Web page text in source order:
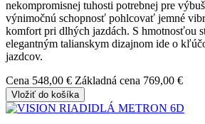
nekompromisnej tuhosti potrebnej pre
výnimočnú schopnosť pohlcovať jemné
komfort pri dlhých jazdách. S hmotnosťou
elegantným talianskym dizajnom ide o
jazdcov.
Cena 548,00 € Základná cena 769,00 €
Vložiť do košíka